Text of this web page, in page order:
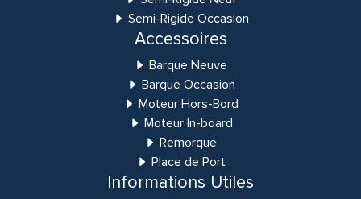
Semi-Rigide Occasion
Accessoires
Barque Neuve
Barque Occasion
Moteur Hors-Bord
Moteur In-board
Remorque
Place de Port
Informations Utiles